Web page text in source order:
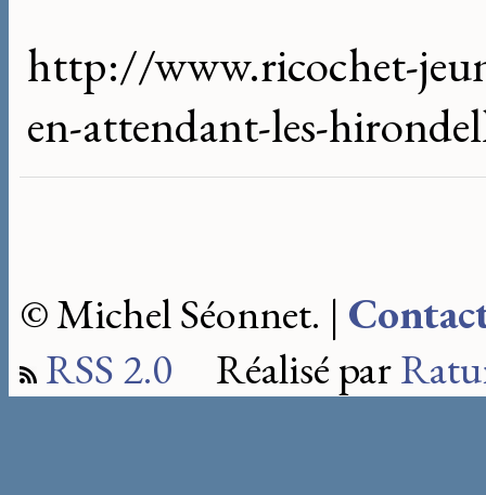
http://www.ricochet-
en-attendant-les-
© Michel Séonnet. |
RSS 2.0 Réalisé par